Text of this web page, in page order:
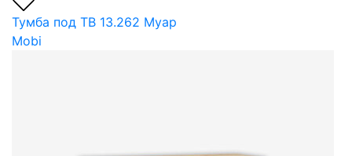
Тумба под ТВ 13.262 Муар
Mobi